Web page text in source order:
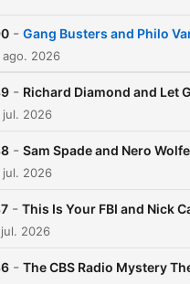
- Gang Busters and Philo
ago. 2026
- Richard Diamond and Let
jul. 2026
- Sam Spade and Nero Wolfe
jul. 2026
- This Is Your FBI and Nick
2026
- The CBS Radio Mystery